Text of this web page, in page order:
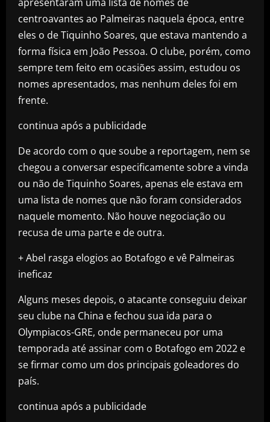
centroavantes ao Palmeiras naquela época, entre
eles o de Tiquinho Soares, que estava mantendo a
forma física em João Pessoa. O clube, porém, como
sempre tem feito em ocasiões assim, estudou os
nomes apresentados, mas nenhum deles foi em
frente.
continua após a publicidade
De acordo com o que soube a reportagem, nem se
chegou a conversar especificamente sobre a vinda
ou não de Tiquinho Soares, apenas ele estava em
uma lista de nomes que não foram considerados
naquele momento. Não houve negociação ou
recusa de uma parte e de outra.
+ Abel rasga elogios ao Botafogo e vê Palmeiras
ineficaz
Alguns meses depois, o atacante conseguiu deixar
seu clube na China e fechou sua ida para o
Olympiacos-GRE, onde permaneceu por uma
temporada até assinar com o Botafogo em 2022 e
se firmar como um dos principais goleadores do
país.
continua após a publicidade